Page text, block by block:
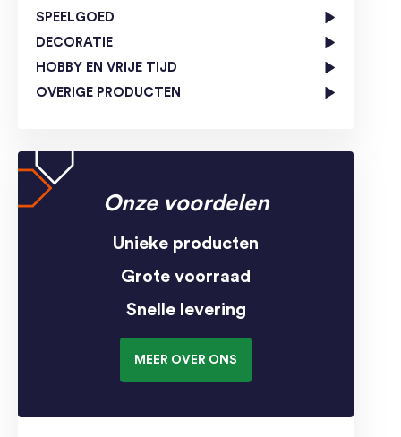
SPEELGOED
DECORATIE
HOBBY EN VRIJE TIJD
OVERIGE PRODUCTEN
Onze voordelen
Unieke producten
Grote voorraad
Snelle levering
MEER OVER ONS